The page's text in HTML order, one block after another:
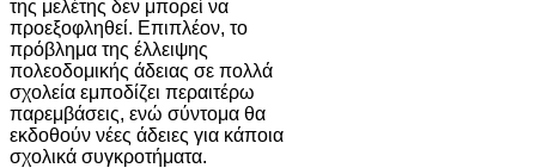
της μελέτης δεν μπορεί να
προεξοφληθεί. Επιπλέον, το
πρόβλημα της έλλειψης
πολεοδομικής άδειας σε πολλά
σχολεία εμποδίζει περαιτέρω
παρεμβάσεις, ενώ σύντομα θα
εκδοθούν νέες άδειες για κάποια
σχολικά συγκροτήματα.